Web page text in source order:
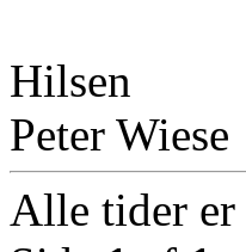
Hilsen
Peter Wiese
Alle tider er